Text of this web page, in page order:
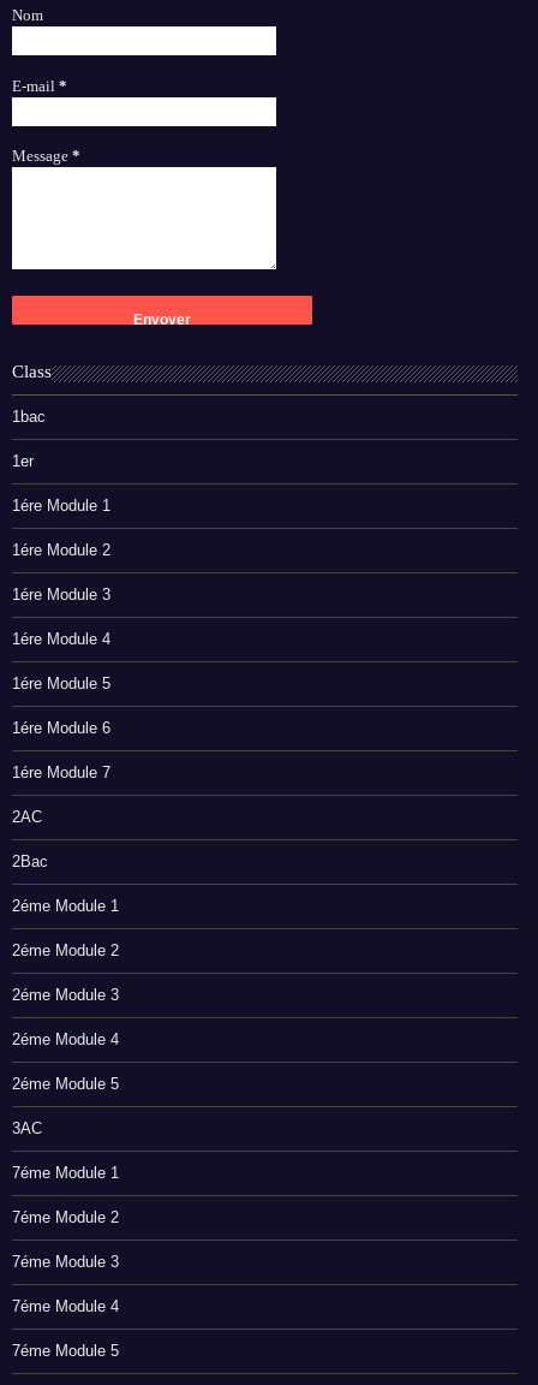
Nom
E-mail *
Message *
Class
1bac
1er
1ére Module 1
1ére Module 2
1ére Module 3
1ére Module 4
1ére Module 5
1ére Module 6
1ére Module 7
2AC
2Bac
2éme Module 1
2éme Module 2
2éme Module 3
2éme Module 4
2éme Module 5
3AC
7éme Module 1
7éme Module 2
7éme Module 3
7éme Module 4
7éme Module 5